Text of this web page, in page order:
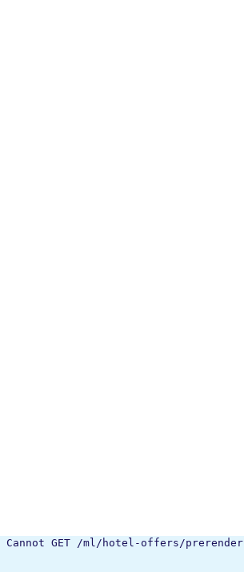
Cannot GET /ml/hotel-offers/prerender